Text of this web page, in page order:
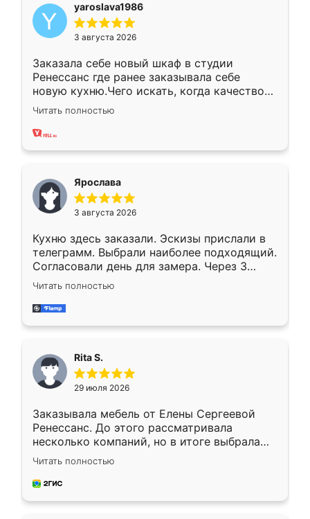
yaroslava1986
3 августа 2026
Заказала себе новый шкаф в студии
Ренессанс где ранее заказывала себе
новую кухню.Чего искать, когда качеством
вполне довольна. Служит кухня уже почти
два года, нареканий нет.
Читать полностью
Ярослава
3 августа 2026
Кухню здесь заказали. Эскизы прислали в
телеграмм. Выбрали наиболее подходящий.
Согласовали день для замера. Через 3
недели кухня была уже готова. Остались
довольны работой. Спасибо Ренессанс
мебель за качественную работу!
Читать полностью
Rita S.
29 июля 2026
Заказывала мебель от Елены Сергеевой
Ренессанс. До этого рассматривала
несколько компаний, но в итоге выбрала
эту. Сначала обговорили условия, потом
приехал замерщик, всё спокойно объяснил
и снял размеры. Изготовили в срок, с
Читать полностью